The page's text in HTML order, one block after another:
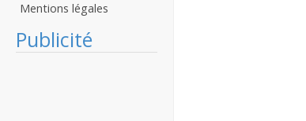
Mentions légales
Publicité